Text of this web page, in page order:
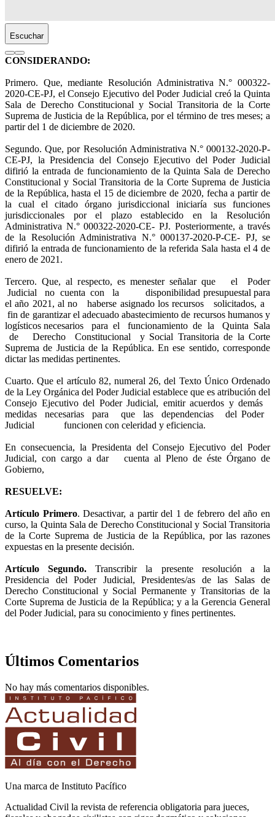
Escuchar
CONSIDERANDO:
Primero. Que, mediante Resolución Administrativa N.° 000322-
2020-CE-PJ, el Consejo Ejecutivo del Poder Judicial creó la Quinta
Sala de Derecho Constitucional y Social Transitoria de la Corte
Suprema de Justicia de la República, por el término de tres meses; a
partir del 1 de diciembre de 2020.
Segundo. Que, por Resolución Administrativa N.° 000132-2020-P-
CE-PJ, la Presidencia del Consejo Ejecutivo del Poder Judicial
difirió la entrada de funcionamiento de la Quinta Sala de Derecho
Constitucional y Social Transitoria de la Corte Suprema de Justicia
de la República, hasta el 15 de diciembre de 2020, fecha a partir de
la cual el citado órgano jurisdiccional iniciaría sus funciones
jurisdiccionales por el plazo establecido en la Resolución
Administrativa N.° 000322-2020-CE- PJ. Posteriormente, a través
de la Resolución Administrativa N.° 000137-2020-P-CE- PJ, se
difirió la entrada de funcionamiento de la referida Sala hasta el 4 de
enero de 2021.
Tercero. Que, al respecto, es menester señalar que el Poder
Judicial no cuenta con la disponibilidad presupuestal para
el año 2021, al no haberse asignado los recursos solicitados, a
fin de garantizar el adecuado abastecimiento de recursos humanos y
logísticos necesarios para el funcionamiento de la Quinta Sala
de Derecho Constitucional y Social Transitoria de la Corte
Suprema de Justicia de la República. En ese sentido, corresponde
dictar las medidas pertinentes.
Cuarto. Que el artículo 82, numeral 26, del Texto Único Ordenado
de la Ley Orgánica del Poder Judicial establece que es atribución del
Consejo Ejecutivo del Poder Judicial, emitir acuerdos y demás
medidas necesarias para que las dependencias del Poder
Judicial funcionen con celeridad y eficiencia.
En consecuencia, la Presidenta del Consejo Ejecutivo del Poder
Judicial, con cargo a dar cuenta al Pleno de éste Órgano de
Gobierno,
RESUELVE:
Artículo Primero. Desactivar, a partir del 1 de febrero del año en
curso, la Quinta Sala de Derecho Constitucional y Social Transitoria
de la Corte Suprema de Justicia de la República, por las razones
expuestas en la presente decisión.
Artículo Segundo. Transcribir la presente resolución a la
Presidencia del Poder Judicial, Presidentes/as de las Salas de
Derecho Constitucional y Social Permanente y Transitorias de la
Corte Suprema de Justicia de la República; y a la Gerencia General
del Poder Judicial, para su conocimiento y fines pertinentes.
Últimos Comentarios
No hay más comentarios disponibles.
Una marca de Instituto Pacífico
Actualidad Civil la revista de referencia obligatoria para jueces,